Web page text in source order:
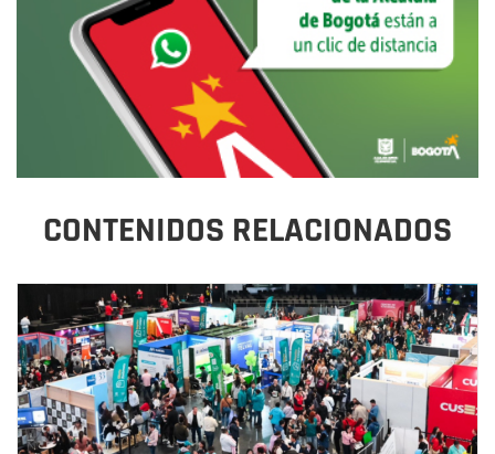
CONTENIDOS RELACIONADOS